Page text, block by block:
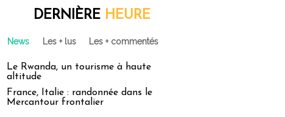
DERNIÈRE HEURE
News Les + lus Les + commentés
Le Rwanda, un tourisme à haute
altitude
France, Italie : randonnée dans le
Mercantour frontalier